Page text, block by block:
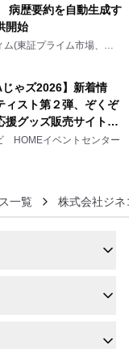
病歴要約を自動生成す
開始
(東証プライム市場、コ
じゃズ2026】新着情
ィスト第２弾、ぞくぞ
グッズ販売サイトも
ます！
HOMEイベントセンター
一覧 株式会社ジネ